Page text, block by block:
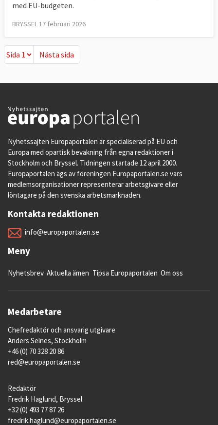
med EU-budgeten.
BRYSSEL 17 februari 2026
Nästa sida
Nästa sida
Nyhetssajten Europaportalen är specialiserad på EU och
Europa med opartisk bevakning från egna redaktioner i
Stockholm och Bryssel. Tidningen startade 12 april 2000.
Europaportalen ägs av föreningen Europaportalen.se vars
medlemsorganisationer representerar arbetsgivare eller
löntagare på den svenska arbetsmarknaden.
Kontakta redaktionen
info@europaportalen.se
Meny
Nyhetsbrev Aktuella ämen Tipsa Europaportalen Om oss
Medarbetare
Chefredaktör och ansvarig utgivare
Anders Selnes, Stockholm
+46 (0) 70 328 20 86
red@europaportalen.se
Redaktör
Fredrik Haglund, Bryssel
+32 (0) 493 77 87 26
fredrik.haglund@europaportalen.se